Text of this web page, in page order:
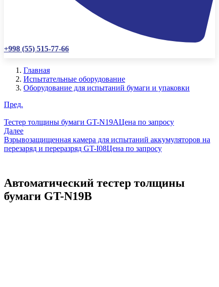
+998 (55) 515-77-66
Главная
Испытательные оборудование
Оборудование для испытаний бумаги и упаковки
Пред.
Тестер толщины бумаги GT-N19AЦена по запросу
Далее
Взрывозащищенная камера для испытаний аккумуляторов на
перезаряд и переразряд GT-I08Цена по запросу
Автоматический тестер толщины
бумаги GT-N19B